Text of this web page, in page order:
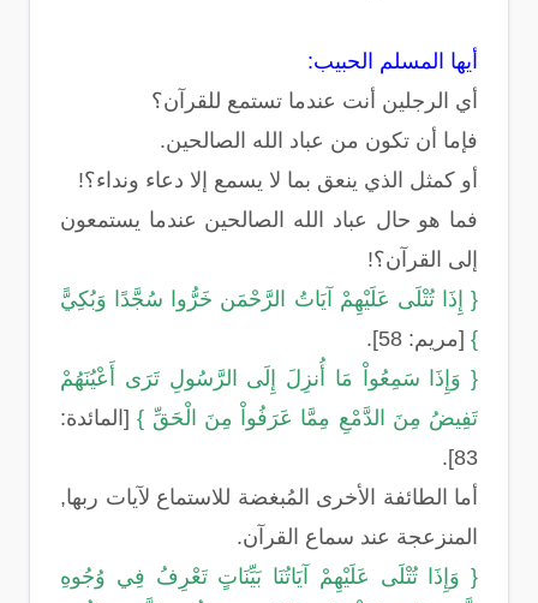
أيها المسلم الحبيب:
أي الرجلين أنت عندما تستمع للقرآن؟
فإما أن تكون من عباد الله الصالحين.
أو كمثل الذي ينعق بما لا يسمع إلا دعاء ونداء؟!
فما هو حال عباد الله الصالحين عندما يستمعون
إلى القرآن؟!
{ إِذَا تُتْلَى عَلَيْهِمْ آيَاتُ الرَّحْمَن خَرُّوا سُجَّدًا وَبُكِيًّ
} [مريم: 58].
{ وَإِذَا سَمِعُواْ مَا أُنزِلَ إِلَى الرَّسُولِ تَرَى أَعْيُنَهُمْ
تَفِيضُ مِنَ الدَّمْعِ مِمَّا عَرَفُواْ مِنَ الْحَقِّ }[المائدة:
83].
أما الطائفة الأخرى المُبغضة للاستماع لآيات ربها,
المنزعجة عند سماع القرآن.
{ وَإِذَا تُتْلَى عَلَيْهِمْ آيَاتُنَا بَيِّنَاتٍ تَعْرِفُ فِي وُجُوهِ